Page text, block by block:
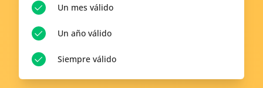
Un mes válido
Un año válido
Siempre válido